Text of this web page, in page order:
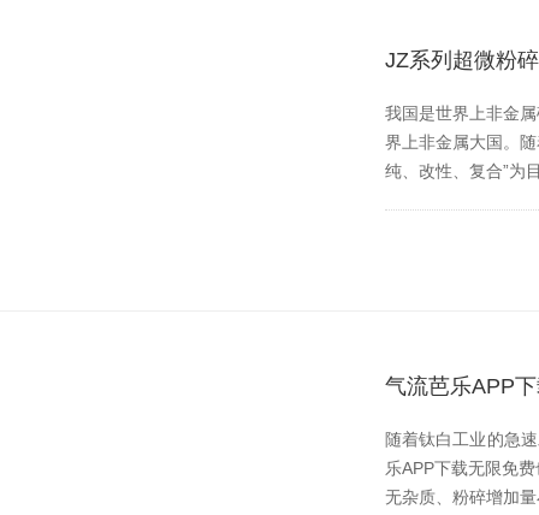
JZ系列超微粉
我国是世界上非金属
界上非金属大国。
纯、改性、复合”
气流芭乐APP
随着钛白工业的急速
乐APP下载无限免费
无杂质、粉碎增